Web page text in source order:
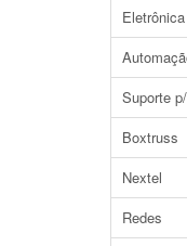
Eletrônica
Suporte
Boxtruss
Nextel
Redes